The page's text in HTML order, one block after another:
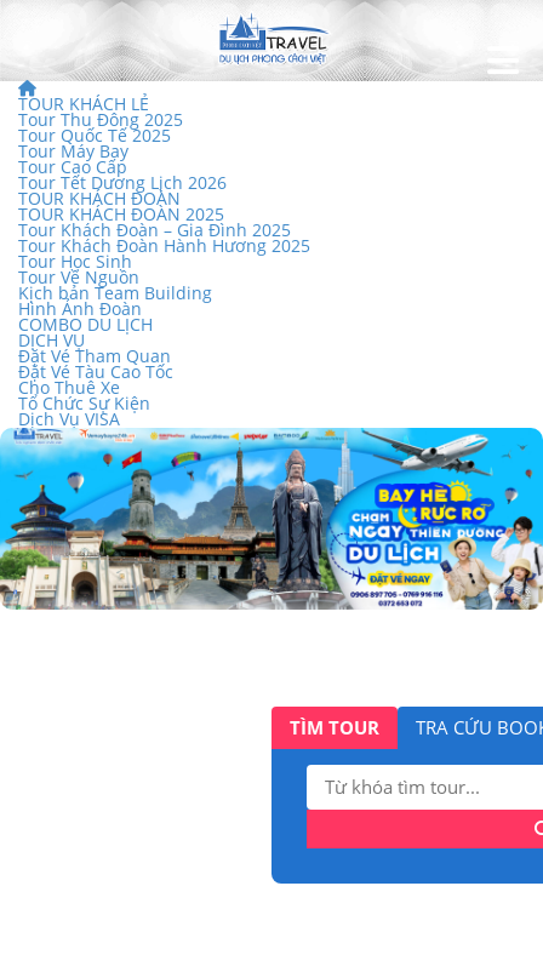
TOUR KHÁCH LẺ
Tour Thu Đông 2025
Tour Quốc Tế 2025
Tour Máy Bay
Tour Cao Cấp
Tour Tết Dương Lịch 2026
TOUR KHÁCH ĐOÀN
TOUR KHÁCH ĐOÀN 2025
Tour Khách Đoàn – Gia Đình 2025
Tour Khách Đoàn Hành Hương 2025
Tour Học Sinh
Tour Về Nguồn
Kịch bản Team Building
Hình Ảnh Đoàn
COMBO DU LỊCH
DỊCH VỤ
Đặt Vé Tham Quan
Đặt Vé Tàu Cao Tốc
Cho Thuê Xe
Tổ Chức Sự Kiện
Dịch Vụ VISA
TÌM TOUR TRA CỨU
Tìm
kiếm: